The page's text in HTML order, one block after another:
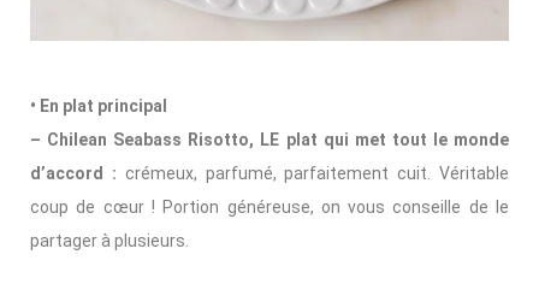
• En plat principal
– Chilean Seabass Risotto, LE plat qui met tout le monde
d’accord : crémeux, parfumé, parfaitement cuit. Véritable
coup de cœur ! Portion généreuse, on vous conseille de le
partager à plusieurs.